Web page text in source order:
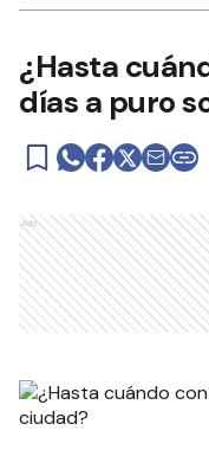
¿Hasta
días a puro
Ads